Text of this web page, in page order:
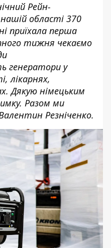
Рейн-
області 370
приїхала перша
тижня чекаємо
генератори у
лікарнях,
Дякую німецьким
Разом ми
Резніченко.